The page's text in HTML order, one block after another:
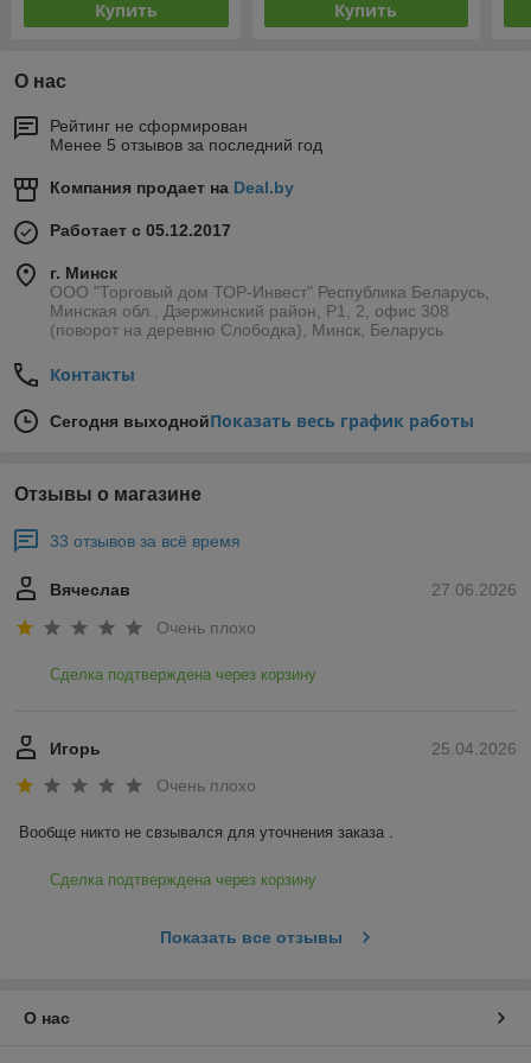
Купить Купить
О нас
Рейтинг не сформирован
Менее 5 отзывов за последний год
Компания продает на Deal.by
Работает с 05.12.2017
г. Минск
ООО "Торговый дом ТОР-Инвест" Республика Беларусь,
Минская обл., Дзержинский район, Р1, 2, офис 308
(поворот на деревню Слободка), Минск, Беларусь
Контакты
Сегодня выходнойПоказать весь график работы
Отзывы о магазине
33 отзывов за всё время
27.06.2026
Вячеслав
Очень плохо
Сделка подтверждена через корзину
25.04.2026
Игорь
Очень плохо
Вообще никто не свзывался для уточнения заказа .
Сделка подтверждена через корзину
Показать все отзывы
О нас